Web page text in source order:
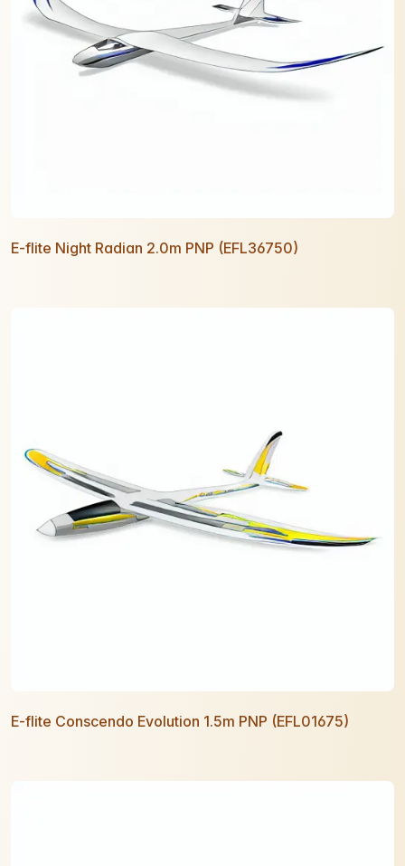
E-flite Night Radian 2.0m PNP (EFL36750)
E-flite Conscendo Evolution 1.5m PNP (EFL01675)